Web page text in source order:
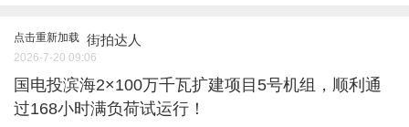
点击重新加载 街拍达人
2026-7-20 09:06
国电投滨海2×100万千瓦扩建项目5号机组，顺利通
过168小时满负荷试运行！